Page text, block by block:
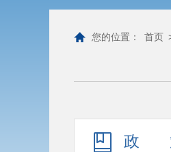
您的位置： 首页
政